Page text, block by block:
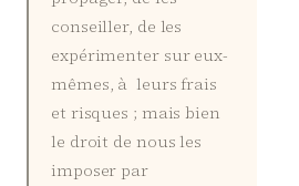
conseiller, de les
expérimenter sur eux-
mêmes, à leurs frais
et risques ; mais bien
le droit de nous les
imposer par